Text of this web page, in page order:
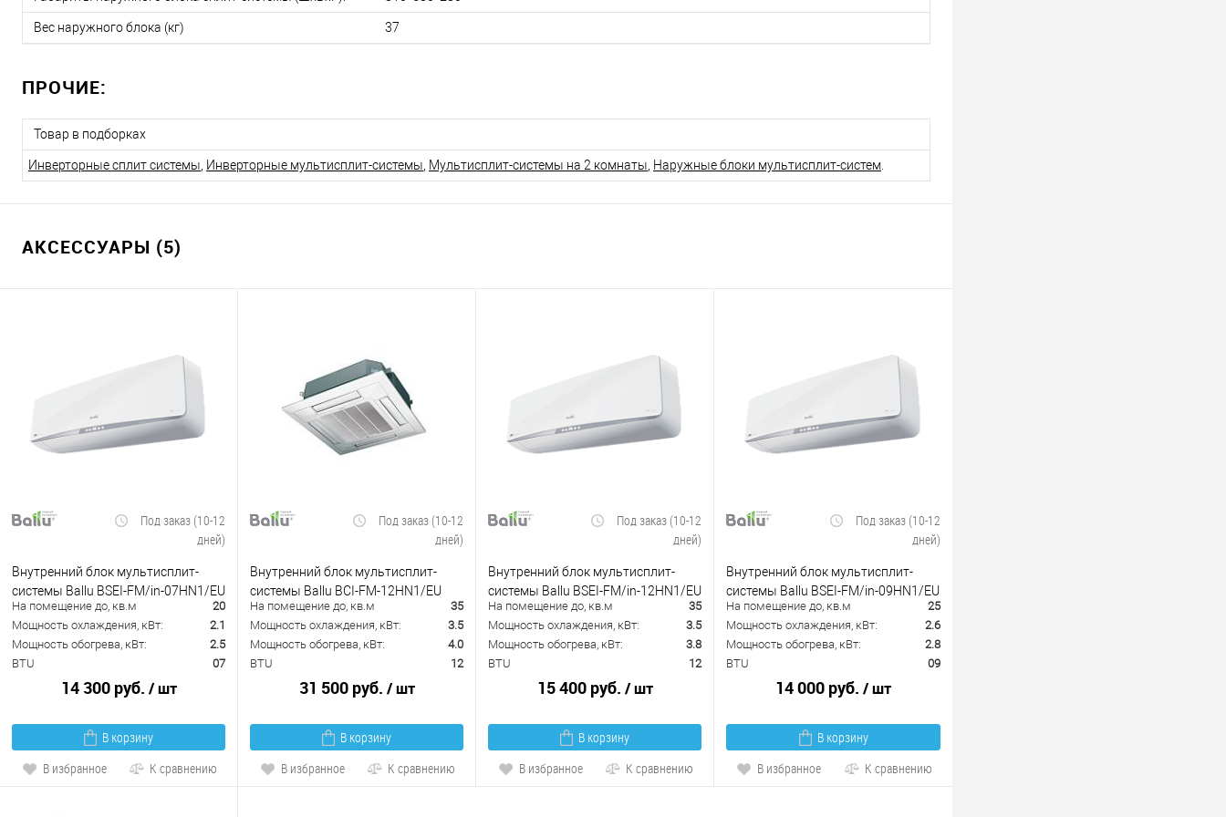
Вес наружного блока (кг) 37
ПРОЧИЕ:
Товар в подборках
Инверторные сплит системы, Инверторные мультисплит-системы, Мультисплит-системы на 2 комнаты, Наружные блоки мультисплит-систем.
АКСЕССУАРЫ (5)
Под заказ (10-12
дней)
Внутренний блок мультисплит-
системы Ballu BSEI-FM/in-07HN1/EU
На помещение до, кв.м
20
Мощность охлаждения, кВт:
2.1
Мощность обогрева, кВт:
2.5
BTU
07
14 300 руб. / шт
В корзину
В избранное
К сравнению
Под заказ (10-12
дней)
Внутренний блок мультисплит-
системы Ballu BCI-FM-12HN1/EU
На помещение до, кв.м
35
Мощность охлаждения, кВт:
3.5
Мощность обогрева, кВт:
4.0
BTU
12
31 500 руб. / шт
В корзину
В избранное
К сравнению
Под заказ (10-12
дней)
Внутренний блок мультисплит-
системы Ballu BSEI-FM/in-12HN1/EU
На помещение до, кв.м
35
Мощность охлаждения, кВт:
3.5
Мощность обогрева, кВт:
3.8
BTU
12
15 400 руб. / шт
В корзину
В избранное
К сравнению
Под заказ (10-12
дней)
Внутренний блок мультисплит-
системы Ballu BSEI-FM/in-09HN1/EU
На помещение до, кв.м
25
Мощность охлаждения, кВт:
2.6
Мощность обогрева, кВт:
2.8
BTU
09
14 000 руб. / шт
В корзину
В избранное
К сравнению